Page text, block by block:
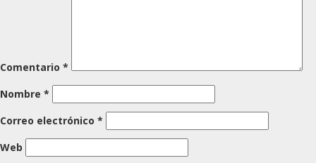
Comentario *
Nombre *
Correo electrónico *
Web